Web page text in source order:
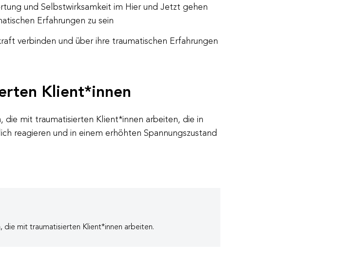
und Selbstwirksamkeit im Hier und Jetzt gehen
Erfahrungen zu sein
verbinden und über ihre traumatischen Erfahrungen
Klient*innen
die mit traumatisierten Klient*innen arbeiten, die in
reagieren und in einem erhöhten Spannungszustand
die mit traumatisierten Klient*innen arbeiten.